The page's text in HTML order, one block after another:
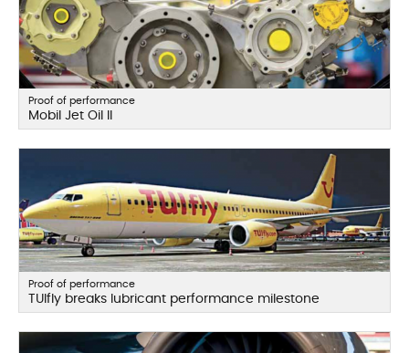
Proof of performance
Mobil Jet Oil II
Proof of performance
TUIfly breaks lubricant performance milestone